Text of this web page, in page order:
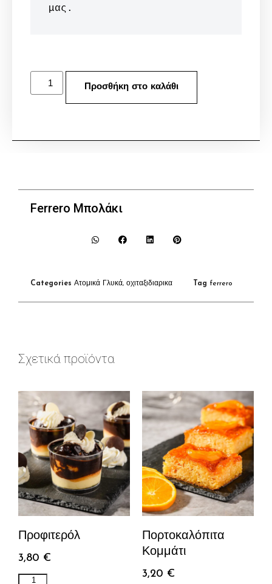
μας.
Προσθήκη στο καλάθι
Ferrero Μπολάκι
Categories Ατομικά Γλυκά, οχιταξιδιαρικα Tag ferrero
Σχετικά προϊόντα
Προφιτερόλ
3,80 €
Πορτοκαλόπιτα
Κομμάτι
3,20 €